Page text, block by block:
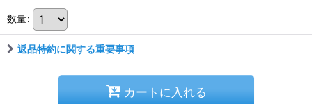
数量:
返品特約に関する重要事項
カートに入れる